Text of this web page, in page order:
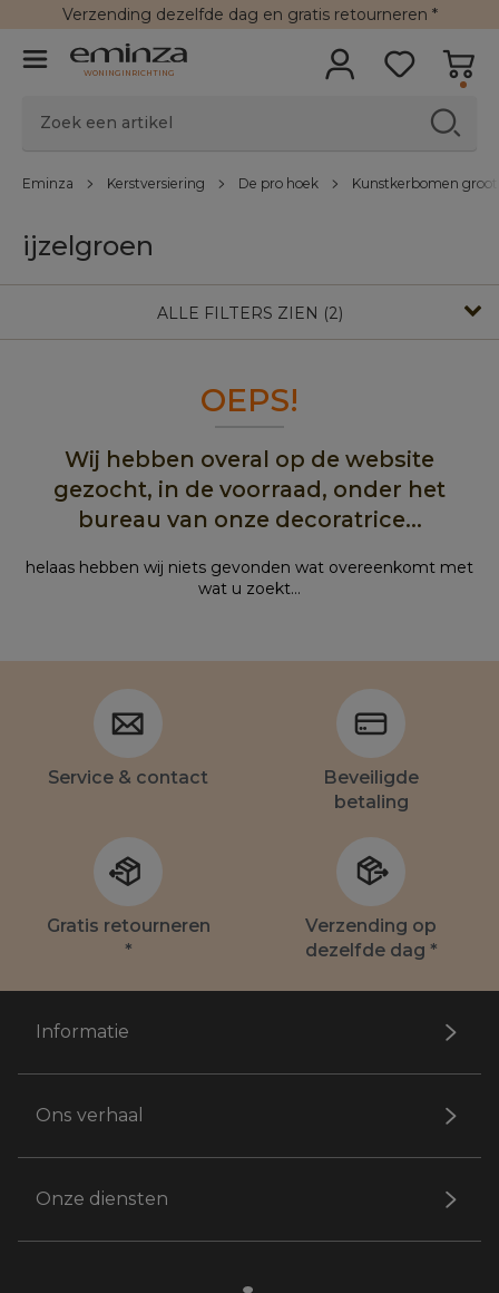
Verzending dezelfde dag en gratis retourneren *
WONINGINRICHTING
Eminza Kerstversiering De pro hoek Kunstkerbomen groot
ijzelgroen
ALLE FILTERS ZIEN (2)
OEPS!
Wij hebben overal op de website
gezocht, in de voorraad, onder het
bureau van onze decoratrice...
helaas hebben wij niets gevonden wat overeenkomt met
wat u zoekt...
Service & contact
Beveiligde
betaling
Gratis retourneren
*
Verzending op
dezelfde dag *
Informatie
Ons verhaal
Onze diensten